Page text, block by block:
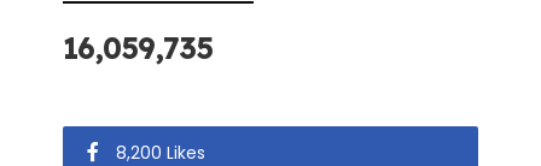
16,059,735
8,200 Likes